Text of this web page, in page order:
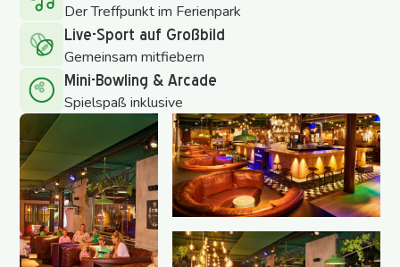
Der Treffpunkt im Ferienpark
Live-Sport auf Großbild
Gemeinsam mitfiebern
Mini-Bowling & Arcade
Spielspaß inklusive